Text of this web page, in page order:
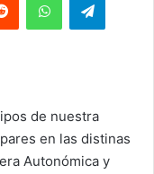
de nuestra
en las distinas
Autonómica y